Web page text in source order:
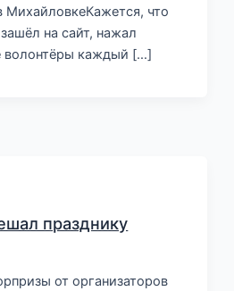
МихайловкеКажется, что
на сайт, нажал
волонтёры каждый […]
празднику
от организаторов